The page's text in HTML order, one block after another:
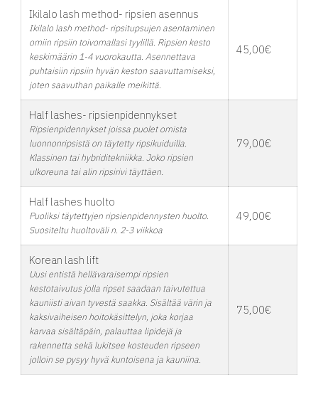
Ikilalo lash method- ripsien asennus
Ikilalo lash method- ripsitupsujen asentaminen
omiin ripsiin toivomallasi tyylillä. Ripsien kesto
keskimäärin 1-4 vuorokautta. Asennettava
puhtaisiin ripsiin hyvän keston saavuttamiseksi,
joten saavuthan paikalle meikittä.
45,00€
Half lashes- ripsienpidennykset
Ripsienpidennykset joissa puolet omista
luonnonripsistä on täytetty ripsikuiduilla.
Klassinen tai hybriditekniikka. Joko ripsien
ulkoreuna tai alin ripsirivi täyttäen.
79,00€
Half lashes huolto
Puoliksi täytettyjen ripsienpidennysten huolto.
Suositeltu huoltoväli n. 2-3 viikkoa
49,00€
Korean lash lift
Uusi entistä hellävaraisempi ripsien
kestotaivutus jolla ripset saadaan taivutettua
kauniisti aivan tyvestä saakka. Sisältää värin ja
kaksivaiheisen hoitokäsittelyn, joka korjaa
karvaa sisältäpäin, palauttaa lipidejä ja
rakennetta sekä lukitsee kosteuden ripseen
jolloin se pysyy hyvä kuntoisena ja kauniina.
75,00€